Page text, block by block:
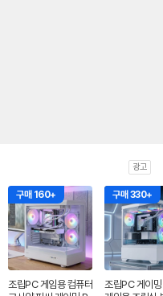
광고
구매 160+
조립PC 게임용 컴퓨터
구매 330+
조립PC 게이